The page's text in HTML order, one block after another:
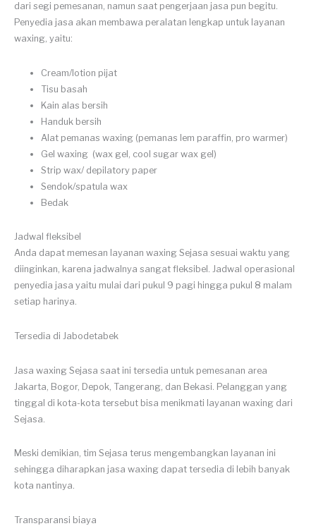
dari segi pemesanan, namun saat pengerjaan jasa pun begitu.
Penyedia jasa akan membawa peralatan lengkap untuk layanan
waxing, yaitu:
Cream/lotion pijat
Tisu basah
Kain alas bersih
Handuk bersih
Alat pemanas waxing (pemanas lem paraffin, pro warmer)
Gel waxing (wax gel, cool sugar wax gel)
Strip wax/ depilatory paper
Sendok/spatula wax
Bedak
Jadwal fleksibel
Anda dapat memesan layanan waxing Sejasa sesuai waktu yang
diinginkan, karena jadwalnya sangat fleksibel. Jadwal operasional
penyedia jasa yaitu mulai dari pukul 9 pagi hingga pukul 8 malam
setiap harinya.
Tersedia di Jabodetabek
Jasa waxing Sejasa saat ini tersedia untuk pemesanan area
Jakarta, Bogor, Depok, Tangerang, dan Bekasi. Pelanggan yang
tinggal di kota-kota tersebut bisa menikmati layanan waxing dari
Sejasa.
Meski demikian, tim Sejasa terus mengembangkan layanan ini
sehingga diharapkan jasa waxing dapat tersedia di lebih banyak
kota nantinya.
Transparansi biaya